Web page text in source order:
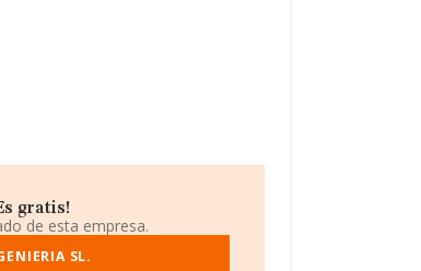
gratis!
de esta empresa.
SL.